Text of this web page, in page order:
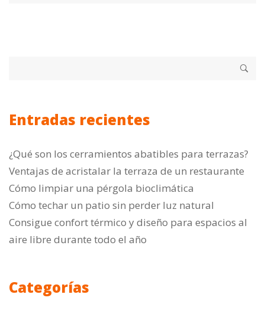
Entradas recientes
¿Qué son los cerramientos abatibles para terrazas?
Ventajas de acristalar la terraza de un restaurante
Cómo limpiar una pérgola bioclimática
Cómo techar un patio sin perder luz natural
Consigue confort térmico y diseño para espacios al
aire libre durante todo el año
Categorías